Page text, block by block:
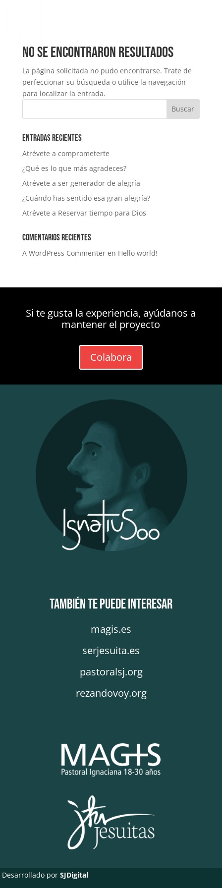
No se encontraron resultados
La página solicitada no pudo encontrarse. Trate de
perfeccionar su búsqueda o utilice la navegación
para localizar la entrada.
Entradas recientes
Atrévete a comprometerte
¿Qué es lo que más agradeces?
Atrévete a ser generador de alegría
¿Cuándo has sentido esa gran alegría?
Atrévete a Reservar tiempo para Dios
Comentarios recientes
A WordPress Commenteren Hello world!
Si te gusta la experiencia, ayúdanos a
mantener el proyecto
Colabora
También te puede interesar
magis.es
serjesuita.es
pastoralsj.org
rezandovoy.org
Desarrollado porSJDigital